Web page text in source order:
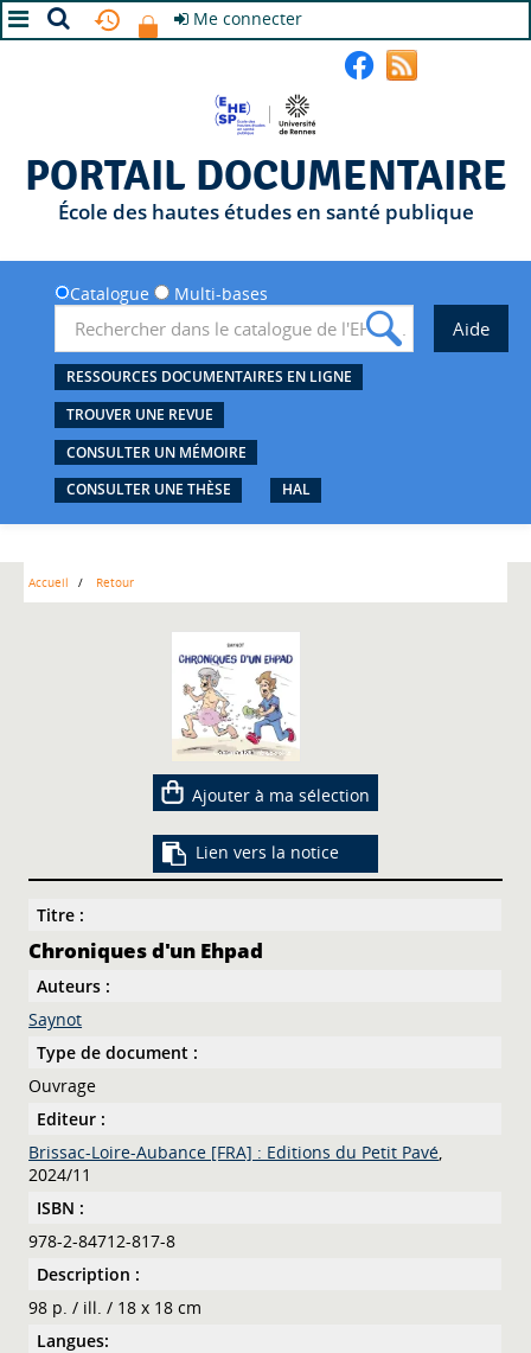
Me connecter
PORTAIL DOCUMENTAIRE
École des hautes études en santé publique
Catalogue Multi-bases
RESSOURCES DOCUMENTAIRES EN LIGNE
TROUVER UNE REVUE
CONSULTER UN MÉMOIRE
CONSULTER UNE THÈSE
HAL
Accueil Retour
Ajouter à ma sélection
Lien vers la notice
Titre :
Chroniques d'un Ehpad
Auteurs :
Saynot
Type de document :
Ouvrage
Editeur :
Brissac-Loire-Aubance [FRA] : Editions du Petit Pavé,
2024/11
ISBN :
978-2-84712-817-8
Description :
98 p. / ill. / 18 x 18 cm
Langues: